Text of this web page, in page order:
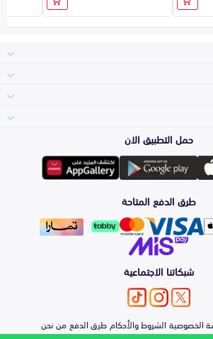
المكائن، القيرات
وملحقاتها
الشمعات
والاصطبات (الاضاءة)
الفرامل والأقمشة
الأبواب، الرفرف
والكبوت
لوازم الرحلات
اكسسوارات العناية
الزيوت و السوائل
الأكثر مبيعاً
التلميع والعناية
حماية مقدمة السيارة
Toyota
Hyundai
Kia
Nissan
حمل التطبيق الان
طرق الدفع المتاحة
شبكاتنا الاجتماعية
الخصوصية الشروط والأحكامطرق الدفعمن نحن